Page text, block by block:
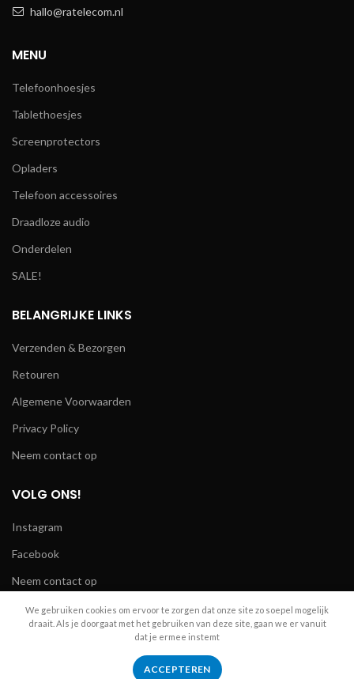
hallo@ratelecom.nl
MENU
Telefoonhoesjes
Tablethoesjes
Screenprotectors
Opladers
Telefoon accessoires
Draadloze audio
Onderdelen
SALE!
BELANGRIJKE LINKS
Verzenden & Bezorgen
Retouren
Algemene Voorwaarden
Privacy Policy
Neem contact op
VOLG ONS!
Instagram
Facebook
Neem contact op
R.A. Telecom 2024
We gebruiken cookies om ervoor te zorgen dat onze site zo soepel mogelijk
draait. Als je doorgaat met het gebruiken van deze site, gaan we er vanuit
dat je ermee instemt
ACCEPTEREN